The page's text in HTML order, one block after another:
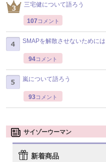
三宅健について語ろう
107 コメント
SMAPを解散させないために
94コメント
嵐について語ろう
93コメント
サイゾーウーマン
新着商品